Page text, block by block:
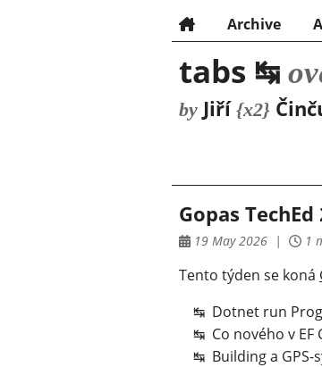
Archive
tabs ↹
by Jiří {x2}
Gopas TechEd
19 May 2026 1
Tento týden se koná
Dotnet run
Co nového v EF
Building a